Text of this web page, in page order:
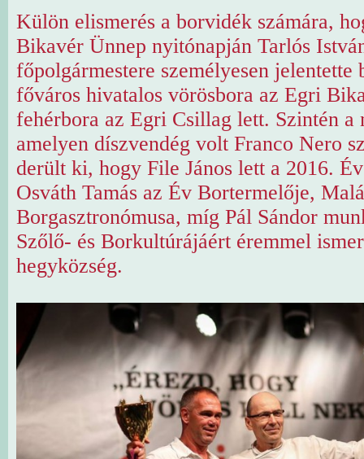
Külön elismerés a borvidék számára,
Bikavér Ünnep nyitónapján Tarlós
főpolgármestere személyesen jelentette
főváros hivatalos vörösbora az Egri
fehérbora az Egri Csillag lett. Szintén a
amelyen díszvendég volt Franco Nero
derült ki, hogy File János lett a 2016.
Osváth Tamás az Év Bortermelője,
Borgasztronómusa, míg Pál Sándor
Szőlő- és Borkultúrájáért éremmel
hegyközség.